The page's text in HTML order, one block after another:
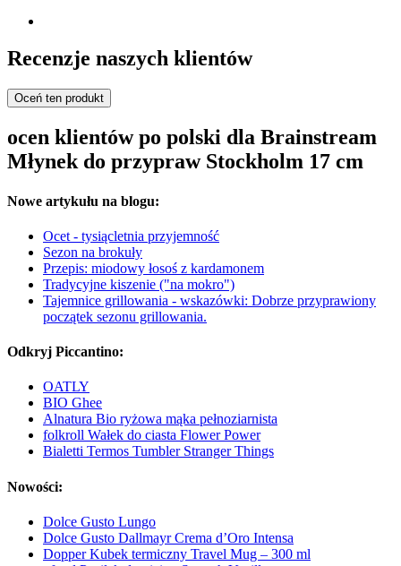
Recenzje naszych klientów
Oceń ten produkt
ocen klientów po polski dla Brainstream
Młynek do przypraw Stockholm 17 cm
Nowe artykułu na blogu:
Ocet - tysiącletnia przyjemność
Sezon na brokuły
Przepis: miodowy łosoś z kardamonem
Tradycyjne kiszenie ("na mokro")
Tajemnice grillowania - wskazówki: Dobrze przyprawiony
początek sezonu grillowania.
Odkryj Piccantino:
OATLY
BIO Ghee
Alnatura Bio ryżowa mąka pełnoziarnista
folkroll Wałek do ciasta Flower Power
Bialetti Termos Tumbler Stranger Things
Nowości:
Dolce Gusto Lungo
Dolce Gusto Dallmayr Crema d’Oro Intensa
Dopper Kubek termiczny Travel Mug – 300 ml